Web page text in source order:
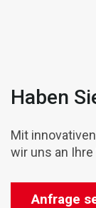
Haben
Mit
wir uns an
Anfrage